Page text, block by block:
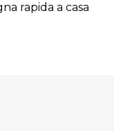
rapida a casa